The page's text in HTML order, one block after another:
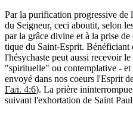
Par la puri­fi­ca­tion pro­gres­sive de
du Sei­gneur, ceci abou­tit, selon
par la grâce divine et à la prise
tique du Saint-Esprit.
l'hé­sy­chaste peut aussi rece­voir
"spi­ri­tuelle" ou contem­pla­tive - et
envoyé dans nos coeurs l'Es­prit
Гал. 4:6). La prière
sui­vant l'ex­hor­ta­tion de Saint